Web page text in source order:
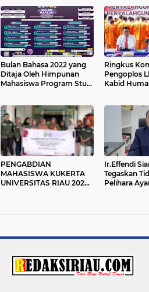
Bulan Bahasa 2022 yang
Ditaja Oleh Himpunan
Mahasiswa Program Studi
Semi Offline
Ringkus
Pengoplos
Kabid
PENGABDIAN
MAHASISWA KUKERTA
UNIVERSITAS RIAU 2022
Ir.Effendi
Tegaskan
Pelihara